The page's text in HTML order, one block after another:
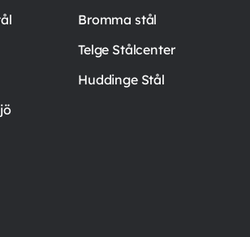
Bromma stål
Telge Stålcenter
Huddinge Stål